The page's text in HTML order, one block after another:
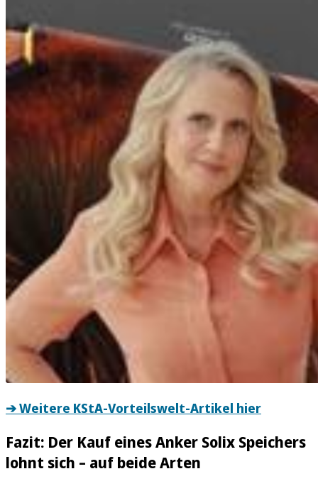
➔ Weitere KStA-Vorteilswelt-Artikel hier
Fazit: Der Kauf eines Anker Solix Speichers
lohnt sich – auf beide Arten